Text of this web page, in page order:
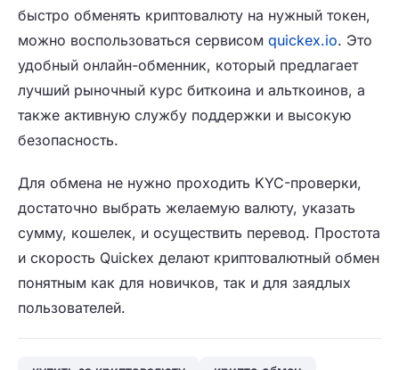
быстро обменять криптовалюту на нужный токен,
можно воспользоваться сервисом quickex.io. Это
удобный онлайн-обменник, который предлагает
лучший рыночный курс биткоина и альткоинов, а
также активную службу поддержки и высокую
безопасность.
Для обмена не нужно проходить KYC-проверки,
достаточно выбрать желаемую валюту, указать
сумму, кошелек, и осуществить перевод. Простота
и скорость Quickex делают криптовалютный обмен
понятным как для новичков, так и для заядлых
пользователей.